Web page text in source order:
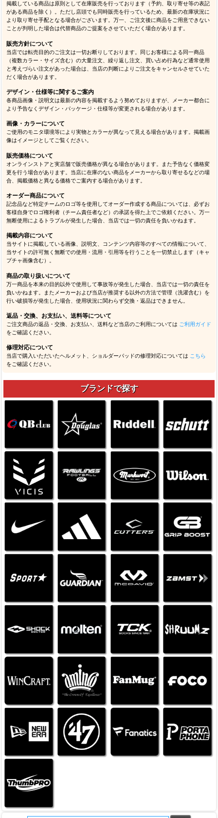
掲載している商品は原則として在庫販売を行っております（予約、取り寄せ等の表記
がある商品を除く）。ただし店頭でも同時販売を行っているため、最新の在庫状況に
より取り寄せ手配となる場合がございます。万一、ご注文後に商品をご用意できない
ことが判明した場合は代替商品のご提案をさせていただく場合があります。
販売方針について
当店では転売目的のご注文は一切お断りしております。同じお客様による同一商品
（複数カラー・サイズ含む）の大量注文、繰り返し注文、買い占め行為など通常使用
と考えづらい注文があった場合は、当店の判断によりご注文をキャンセルさせていた
だく場合があります。
デザイン・仕様等に関するご案内
各商品画像・説明文は最新の内容を掲載するよう努めておりますが、メーカー都合に
より予告なくデザイン・パッケージ・仕様等が変更される場合があります。
画像・カラーについて
ご使用のモニタ環境等により実物とカラーが異なって見える場合があります。掲載画
像はイメージとしてご覧ください。
販売価格について
オンラインストアと実店舗で販売価格が異なる場合があります。また予告なく価格変
更を行う場合があります。当店に在庫のない商品をメーカーから取り寄せるなどの場
合、掲載価格と異なる価格でご案内する場合があります。
オーダー商品について
記念品など特定チームのロゴ等を使用してオーダー作成する商品については、必ずお
客様自身でロゴ権利者（チーム責任者など）の承諾を得た上でご依頼ください。万一
無断使用によるトラブルが発生した場合、当店では一切の責任を負いかねます。
掲載内容について
当サイトに掲載している画像、説明文、コンテンツ内容等のすべての情報について、
当サイトの許可無く無断での使用・流用・引用等を行うことを一切禁止します（キャ
プチャ画像含む）。
商品の取り扱いについて
万一商品を本来の目的以外で使用して事故等が発生した場合、当店では一切の責任を
負いかねます。またメーカーおよび当店が推奨する以外の方法で管理（洗濯含む）を
行い破損等が発生した場合、使用状況に関わらず交換・返品はできません。
返品・交換、お支払い、送料等について
ご注文商品の返品・交換、お支払い、送料など当店のご利用については ご利用ガイド
をご確認ください。
修理対応について
当店で購入いただいたヘルメット、ショルダーパッドの修理対応については こちら
をご確認ください。
ブランドで探す